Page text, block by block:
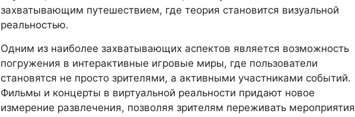
захватывающим путешествием, где теория становится визуальной
реальностью.
Одним из наиболее захватывающих аспектов является возможность
погружения в интерактивные игровые миры, где пользователи
становятся не просто зрителями, а активными участниками событий.
Фильмы и концерты в виртуальной реальности придают новое
измерение развлечения, позволяя зрителям переживать мероприятия